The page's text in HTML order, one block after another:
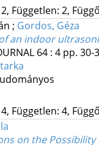
Független: 2,
; Gordos, Géza
an indoor
64: 4 pp. 30-
Független: 4,
on the